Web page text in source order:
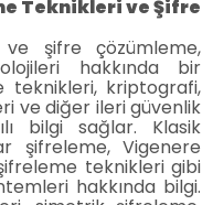
Teknikleri ve Şifre
şifre çözümleme,
hakkında bir
teknikleri, kriptografi,
ve diğer ileri güvenlik
bilgi sağlar. Klasik
şifreleme, Vigenere
teknikleri gibi
hakkında bilgi.